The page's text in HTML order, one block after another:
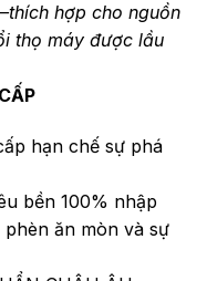
hợp cho nguồn
thọ máy được lầu
hạn chế sự phá
bền 100% nhập
ăn mòn và sự